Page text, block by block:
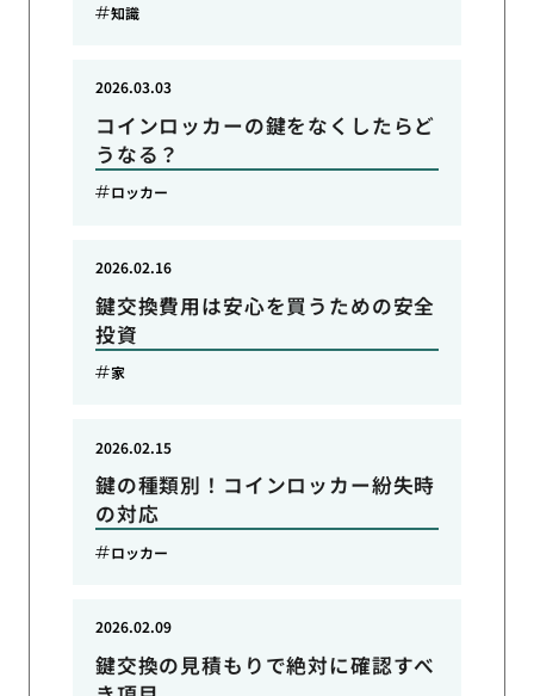
知識
コインロッカーの鍵をなくしたらど
うなる？
2026.03.03
ロッカー
鍵交換費用は安心を買うための安全
投資
2026.02.16
家
鍵の種類別！コインロッカー紛失時
の対応
2026.02.15
ロッカー
鍵交換の見積もりで絶対に確認すべ
2026.02.09